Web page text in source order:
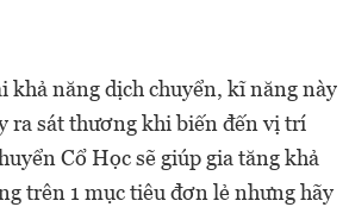
khả năng dịch chuyển, kĩ năng này
ra sát thương khi biến đến vị trí
Cổ Học sẽ giúp gia tăng khả
trên 1 mục tiêu đơn lẻ nhưng hãy